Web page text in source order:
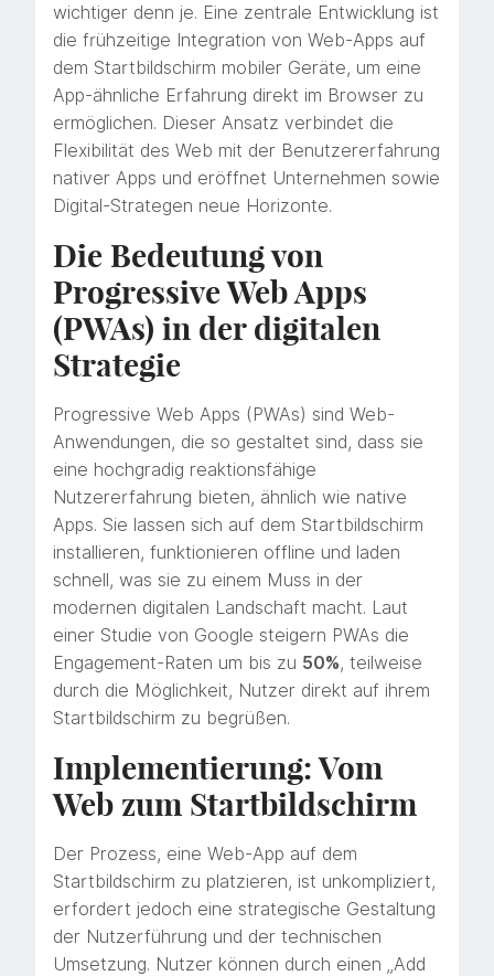
wichtiger denn je. Eine zentrale Entwicklung ist
die frühzeitige Integration von Web-Apps auf
dem Startbildschirm mobiler Geräte, um eine
App-ähnliche Erfahrung direkt im Browser zu
ermöglichen. Dieser Ansatz verbindet die
Flexibilität des Web mit der Benutzererfahrung
nativer Apps und eröffnet Unternehmen sowie
Digital-Strategen neue Horizonte.
Die Bedeutung von
Progressive Web Apps
(PWAs) in der digitalen
Strategie
Progressive Web Apps (PWAs) sind Web-
Anwendungen, die so gestaltet sind, dass sie
eine hochgradig reaktionsfähige
Nutzererfahrung bieten, ähnlich wie native
Apps. Sie lassen sich auf dem Startbildschirm
installieren, funktionieren offline und laden
schnell, was sie zu einem Muss in der
modernen digitalen Landschaft macht. Laut
einer Studie von Google steigern PWAs die
Engagement-Raten um bis zu 50%, teilweise
durch die Möglichkeit, Nutzer direkt auf ihrem
Startbildschirm zu begrüßen.
Implementierung: Vom
Web zum Startbildschirm
Der Prozess, eine Web-App auf dem
Startbildschirm zu platzieren, ist unkompliziert,
erfordert jedoch eine strategische Gestaltung
der Nutzerführung und der technischen
Umsetzung. Nutzer können durch einen „Add